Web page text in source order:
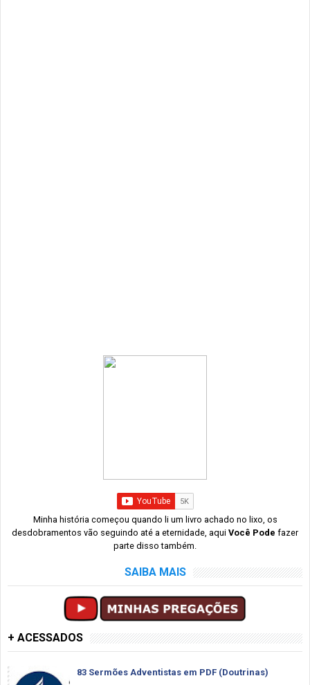
Minha história começou quando li um livro achado no lixo, os
desdobramentos vão seguindo até a eternidade, aqui Você Pode fazer
parte disso também.
SAIBA MAIS
+ ACESSADOS
83 Sermões Adventistas em PDF (Doutrinas)